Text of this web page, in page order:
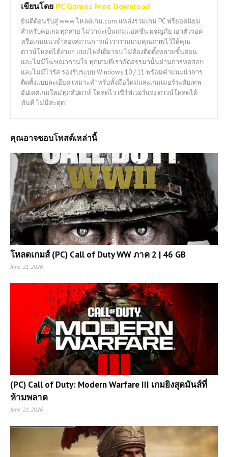
เขียนโดย PC Games Free Download
ยินดีต้อนรับสู่ www.โหลดเกม.com แหล่งรวมเกม PC ฟรียอดนิยม
สำหรับคอเกมทุกสาย ไม่ว่าจะเป็นเกมแอคชั่น ผจญภัย เอาตัวรอด
หรือเกมแนวจำลองสถานการณ์ เรารวมเกมคุณภาพไว้ให้คุณ
ดาวน์โหลดได้ง่ายๆ แบบไฟล์เดียวจบ ไม่ต้องติดตั้งหลายขั้นตอน
และไม่มีโฆษณากวนใจ ทุกเกมที่เราคัดสรรมานั้นผ่านการทดสอบ
และไม่มีไวรัส รองรับระบบ Windows 10 / 11 พร้อมคำแนะนำการ
ติดตั้งแบบละเอียด เหมาะสำหรับทั้งมือใหม่และเกมเมอร์ระดับเทพ
อัปเดตเกมใหม่ทุกสัปดาห์ โหลดไว เซิร์ฟเวอร์แรง ดาวน์โหลดได้
ทันที ไม่มีสะดุด!
คุณอาจชอบโพสต์เหล่านี้
โหลดเกมส์ (PC) Call of Duty WW ภาค 2 | 46 GB
June 21, 2026
(PC) Call of Duty: Modern Warfare III เกมยิงสุดมันส์ที่
ห้ามพลาด
June 21, 2026